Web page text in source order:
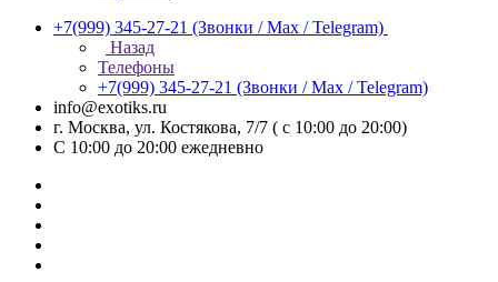
+7(999) 345-27-21 (Звонки / Max / Telegram)
Назад
Телефоны
+7(999) 345-27-21 (Звонки / Max / Telegram)
info@exotiks.ru
г. Москва, ул. Костякова, 7/7 ( с 10:00 до 20:00)
С 10:00 до 20:00 ежедневно